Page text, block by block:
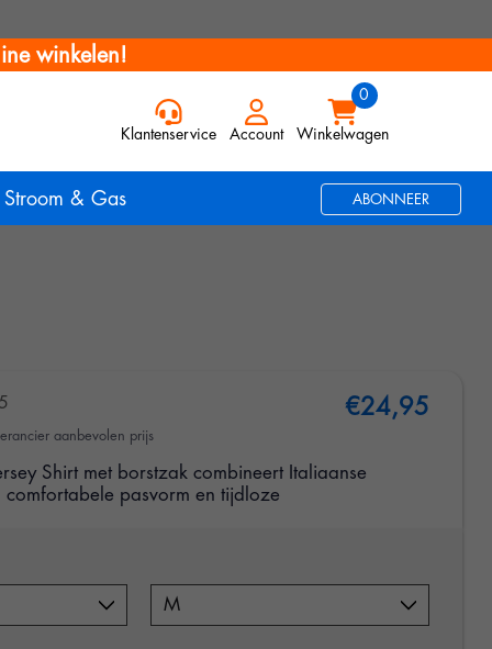
winkelen!
Klantenservice Account Winkelwagen
Stroom & Gas ABONNEER
aanbevolen prijs
€24,95
Shirt met borstzak combineert Italiaanse
comfortabele pasvorm en tijdloze